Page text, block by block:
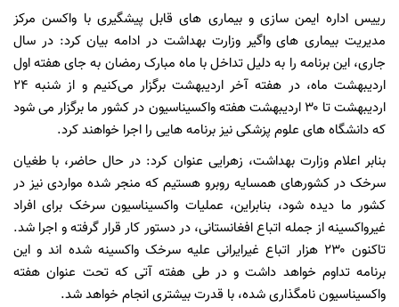
رییس اداره ایمن سازی و بیماری های قابل پیشگیری با واکسن مرکز
مدیریت بیماری های واگیر وزارت بهداشت در ادامه بیان کرد: در سال
جاری، این برنامه را به دلیل تداخل با ماه مبارک رمضان به جای هفته اول
اردیبهشت ماه، در هفته آخر اردیبهشت برگزار می‌کنیم و از شنبه ۲۴
اردیبهشت تا ۳۰ اردیبهشت هفته واکسیناسیون در کشور ما برگزار می شود
که دانشگاه های علوم پزشکی نیز برنامه هایی را اجرا خواهند کرد.
بنابر اعلام وزارت بهداشت، زهرایی عنوان کرد: در حال حاضر، با طغیان
سرخک در کشورهای همسایه روبرو هستیم که منجر شده مواردی نیز در
کشور ما دیده شود، بنابراین، عملیات واکسیناسیون سرخک برای افراد
غیرواکسینه از جمله اتباع افغانستانی، در دستور کار قرار گرفته و اجرا شد.
تاکنون ۲۳۰ هزار اتباع غیرایرانی علیه سرخک واکسینه شده اند و این
برنامه تداوم خواهد داشت و در طی هفته آتی که تحت عنوان هفته
واکسیناسیون نامگذاری شده، با قدرت بیشتری انجام خواهد شد.